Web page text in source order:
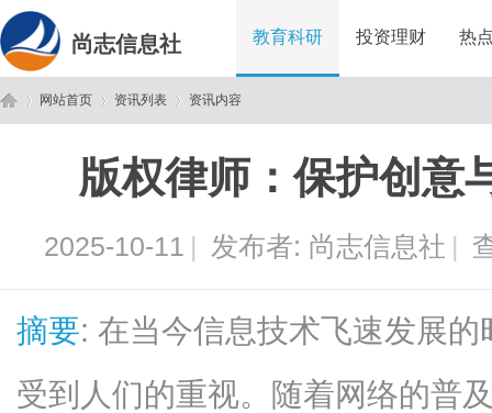
尚志信息社 教育科研 投资理财 热
网站首页
›
资讯列表 资讯内容
版权律师：保护创意
2025-10-11 | 发布者: 尚志信息社 |
摘要: 在当今信息技术飞速发展
受到人们的重视。随着网络的普